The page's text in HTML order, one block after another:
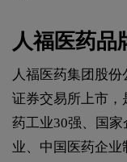
人福医药品
人福医药集团股
证券交易所上市，
药工业30强、国
业、中国医药企